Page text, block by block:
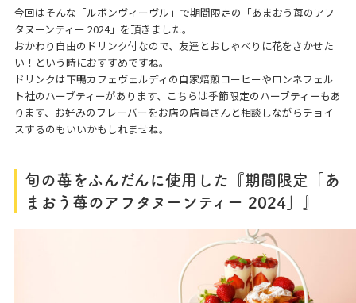
今回はそんな「ルボンヴィーヴル」で期間限定の「あまおう苺のアフ
タヌーンティー 2024」を頂きました。
おかわり自由のドリンク付なので、友達とおしゃべりに花をさかせた
い！という時におすすめですね。
ドリンクは下鴨カフェヴェルディの自家焙煎コーヒーやロンネフェル
ト社のハーブティーがあります、こちらは季節限定のハーブティーもあ
ります、お好みのフレーバーをお店の店員さんと相談しながらチョイ
スするのもいいかもしれませね。
旬の苺をふんだんに使用した『期間限定「あ
まおう苺のアフタヌーンティー 2024」』